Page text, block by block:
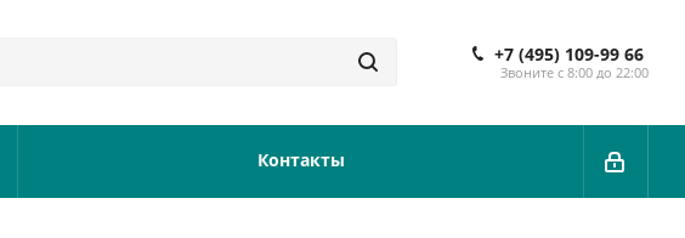
+7 (495) 109-99 66
Звоните с 8:00 до 22:00
Контакты